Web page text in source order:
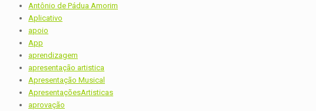
Antônio de Pádua Amorim
Aplicativo
apoio
App
aprendizagem
apresentação artistica
Apresentação Musical
ApresentaçõesArtisticas
aprovação